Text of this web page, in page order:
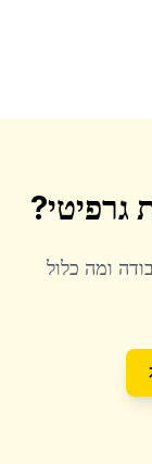
גרפיטי?
ומה כלול